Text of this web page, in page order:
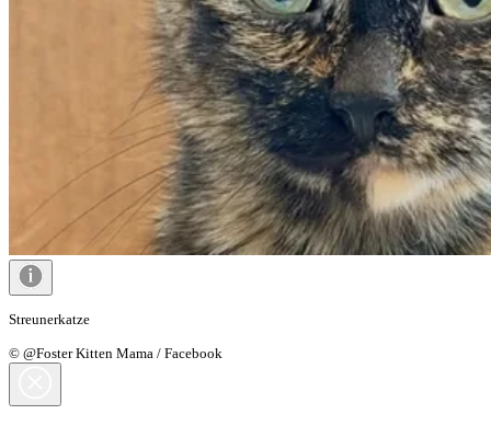
Streunerkatze
© @Foster Kitten Mama / Facebook